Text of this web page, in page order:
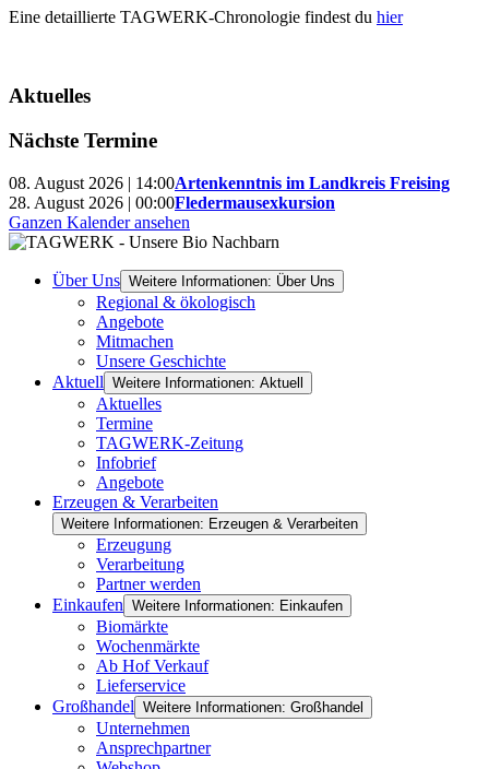
Eine detaillierte TAGWERK-Chronologie findest du hier
Aktuelles
Nächste Termine
08. August 2026 | 14:00Artenkenntnis im Landkreis Freising
28. August 2026 | 00:00Fledermausexkursion
Ganzen Kalender ansehen
Über Uns Weitere Informationen: Über Uns
Regional & ökologisch
Angebote
Mitmachen
Unsere Geschichte
Aktuell Weitere Informationen: Aktuell
Aktuelles
Termine
TAGWERK-Zeitung
Infobrief
Angebote
Erzeugen & Verarbeiten
Weitere Informationen: Erzeugen & Verarbeiten
Erzeugung
Verarbeitung
Partner werden
Einkaufen Weitere Informationen: Einkaufen
Biomärkte
Wochenmärkte
Ab Hof Verkauf
Lieferservice
Großhandel Weitere Informationen: Großhandel
Unternehmen
Ansprechpartner